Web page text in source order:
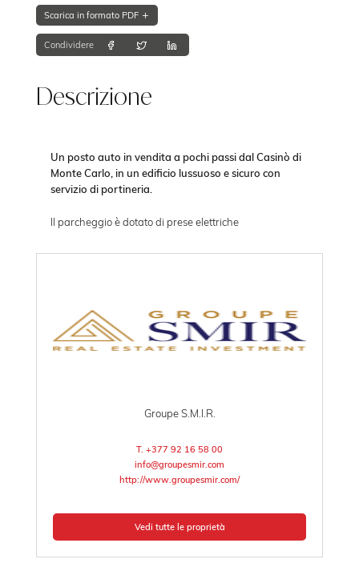
Scarica in formato PDF
Condividere
Descrizione
Un posto auto in vendita a pochi passi dal Casinò di
Monte Carlo, in un edificio lussuoso e sicuro con
servizio di portineria.
Il parcheggio è dotato di prese elettriche
Groupe S.M.I.R.
T. +377 92 16 58 00
info@groupesmir.com
http://www.groupesmir.com/
Vedi tutte le proprietà